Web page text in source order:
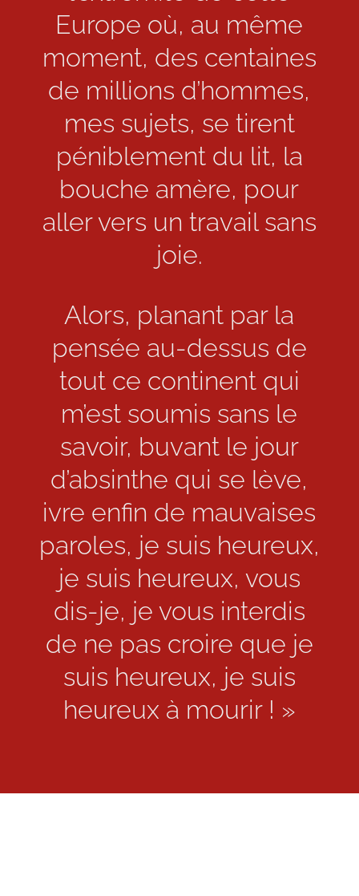
Europe où, au même
moment, des centaines
de millions d’hommes,
mes sujets, se tirent
péniblement du lit, la
bouche amère, pour
aller vers un travail sans
joie.
Alors, planant par la
pensée au-dessus de
tout ce continent qui
m’est soumis sans le
savoir, buvant le jour
d’absinthe qui se lève,
ivre enfin de mauvaises
paroles, je suis heureux,
je suis heureux, vous
dis-je, je vous interdis
de ne pas croire que je
suis heureux, je suis
heureux à mourir ! »